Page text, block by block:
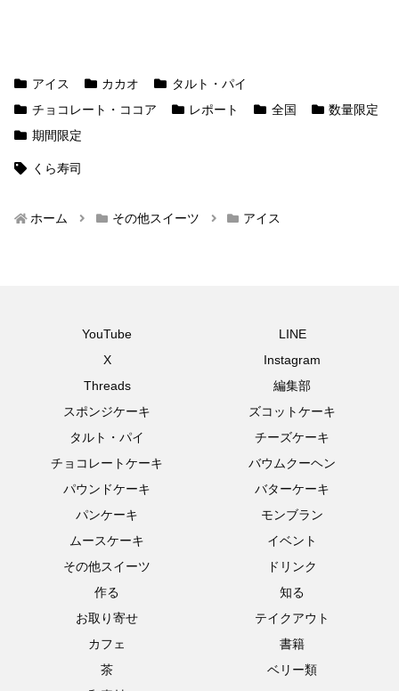
アイス カカオ
タルト・パイ
チョコレート・ココア
レポート 全国
数量限定
期間限定
くら寿司
ホーム その他スイーツ アイス
YouTube
LINE
X
Instagram
Threads
編集部
スポンジケーキ
ズコットケーキ
タルト・パイ
チーズケーキ
チョコレートケーキ
バウムクーヘン
パウンドケーキ
バターケーキ
パンケーキ
モンブラン
ムースケーキ
イベント
その他スイーツ
ドリンク
作る
知る
お取り寄せ
テイクアウト
カフェ
書籍
茶
ベリー類